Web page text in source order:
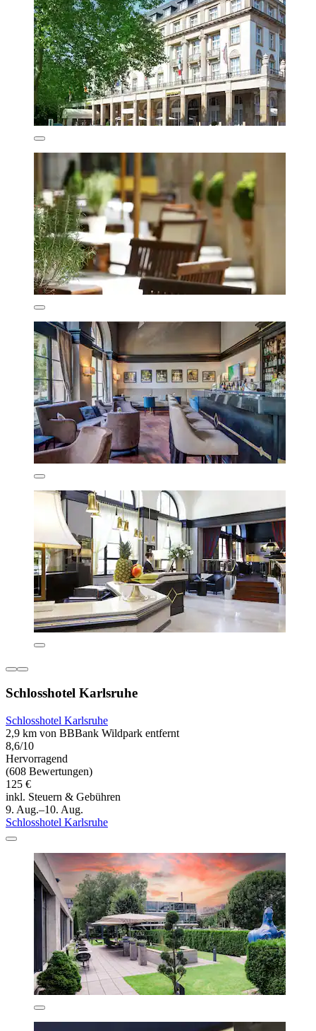
Schlosshotel Karlsruhe
Schlosshotel Karlsruhe
2,9 km von BBBank Wildpark entfernt
8,6/10
Hervorragend
(608 Bewertungen)
125 €
inkl. Steuern & Gebühren
9. Aug.–10. Aug.
Schlosshotel Karlsruhe